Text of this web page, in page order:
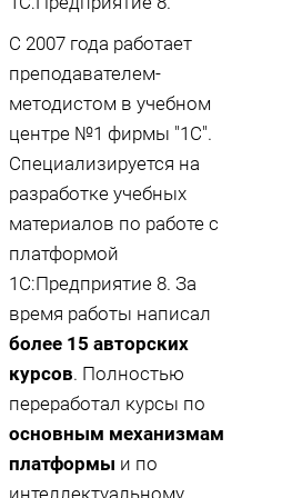
С 2007 года работает
преподавателем-
методистом в учебном
центре №1 фирмы "1С".
Специализируется на
разработке учебных
материалов по работе с
платформой
1С:Предприятие 8. За
время работы написал
более 15 авторских
курсов. Полностью
переработал курсы по
основным механизмам
платформы и по